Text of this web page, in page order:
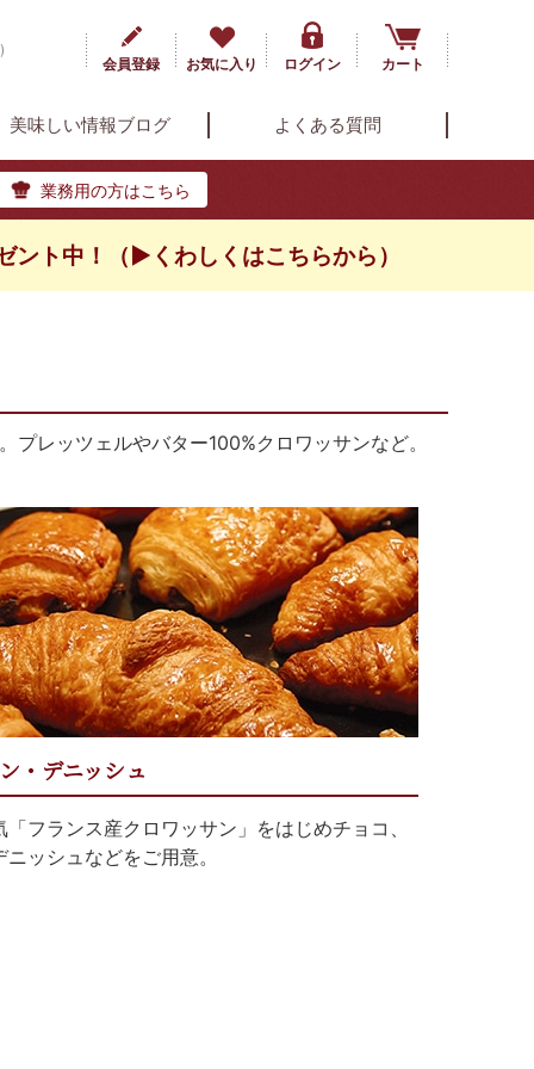
会員登録
お気に入り ログイン カート
美味しい情報ブログ よくある質問
業務用の方はこちら
ント中！（▶くわしくはこちらから）
レッツェルやバター100%クロワッサンなど。
・デニッシュ
フランス産クロワッサン」をはじめチョコ、
ッシュなどをご用意。